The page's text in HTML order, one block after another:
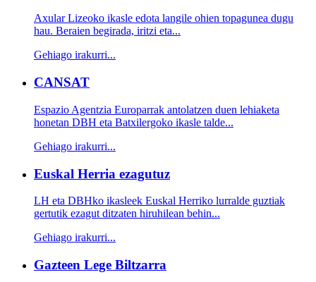
Axular Lizeoko ikasle edota langile ohien topagunea dugu
hau. Beraien begirada, iritzi eta...
Gehiago irakurri...
CANSAT
Espazio Agentzia Europarrak antolatzen duen lehiaketa
honetan DBH eta Batxilergoko ikasle talde...
Gehiago irakurri...
Euskal Herria ezagutuz
LH eta DBHko ikasleek Euskal Herriko lurralde guztiak
gertutik ezagut ditzaten hiruhilean behin...
Gehiago irakurri...
Gazteen Lege Biltzarra